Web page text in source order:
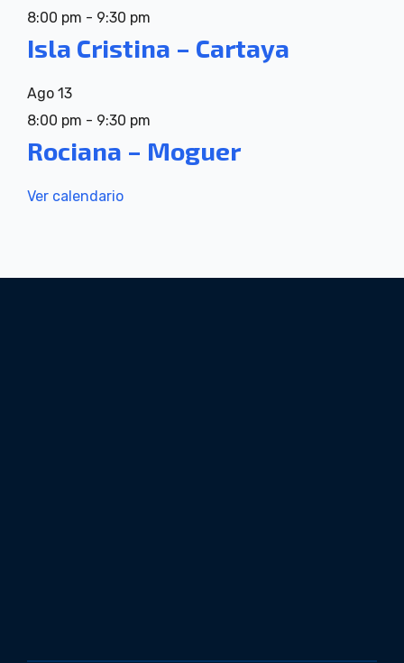
8:00 pm - 9:30 pm
Isla Cristina – Cartaya
Ago 13
8:00 pm - 9:30 pm
Rociana – Moguer
Ver calendario